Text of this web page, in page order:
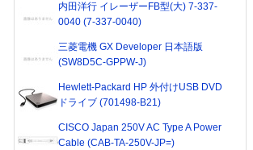
内田洋行 イレーザーFB型(大) 7-337-
0040 (7-337-0040)
三菱電機 GX Developer 日本語版
(SW8D5C-GPPW-J)
Hewlett-Packard HP 外付けUSB DVD
ドライブ (701498-B21)
CISCO Japan 250V AC Type A Power
Cable (CAB-TA-250V-JP=)